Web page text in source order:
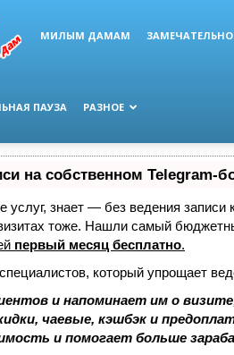
МИЛЫМ ДАМАМ
ПАУЗА РАЗНОЕ
на собственном Telegram-
услуг, знает — без ведения
тоже. Нашли самый
первый месяц бесплатно.
который упрощает
и напоминает им о
чаевые, кэшбэк и
и помогает больше